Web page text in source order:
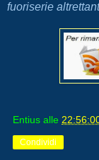
fuoriserie
Entius alle
Condividi